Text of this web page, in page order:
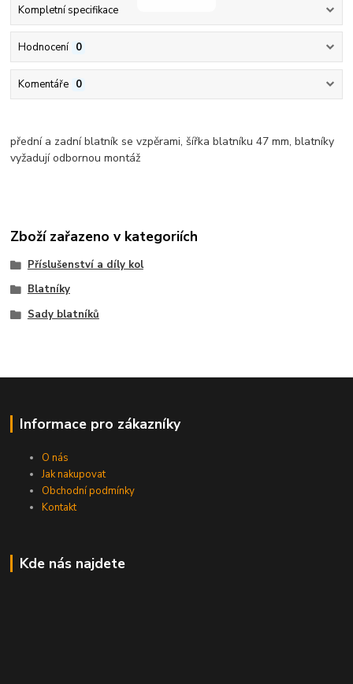
Kompletní specifikace
Hodnocení 0
Komentáře 0
přední a zadní blatník se vzpěrami, šířka blatníku 47 mm, blatníky
vyžadují odbornou montáž
Zboží zařazeno v kategoriích
Příslušenství a díly kol
Blatníky
Sady blatníků
Informace pro zákazníky
O nás
Jak nakupovat
Obchodní podmínky
Kontakt
Kde nás najdete